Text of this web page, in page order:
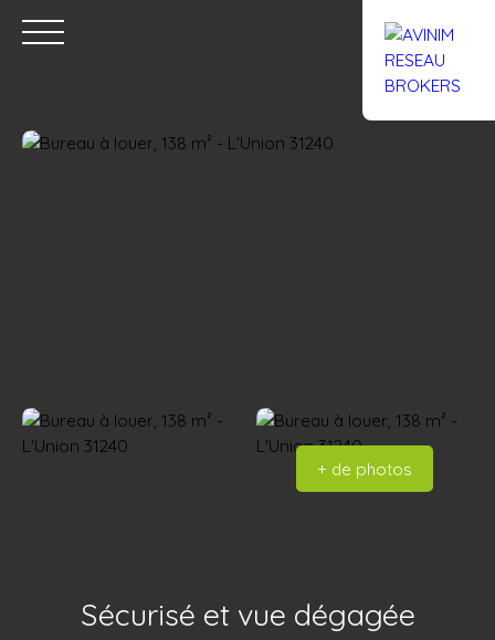
+ de photos
Sécurisé et vue dégagée